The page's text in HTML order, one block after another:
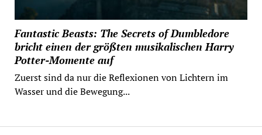
Fantastic Beasts: The Secrets of Dumbledore
bricht einen der größten musikalischen Harry
Potter-Momente auf
Zuerst sind da nur die Reflexionen von Lichtern im
Wasser und die Bewegung...